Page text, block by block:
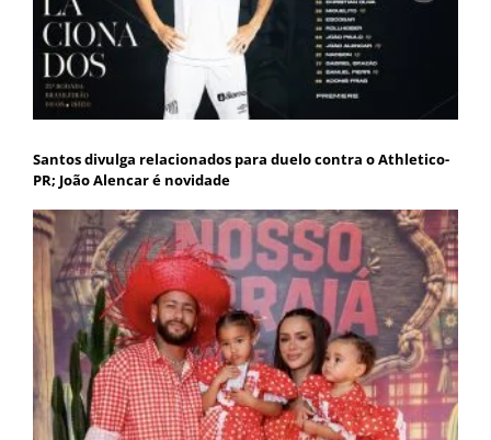
Santos divulga relacionados para duelo contra o Athletico-
PR; João Alencar é novidade